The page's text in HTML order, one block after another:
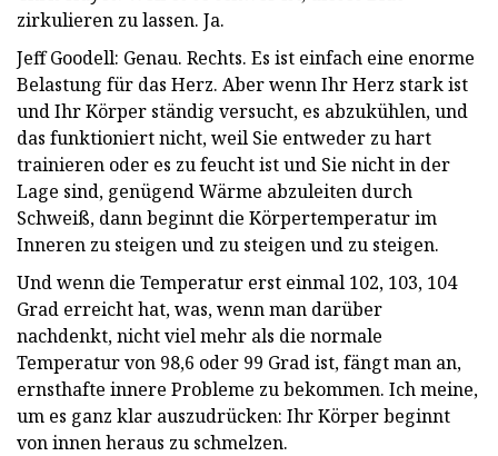
zirkulieren zu lassen. Ja.
Jeff Goodell: Genau. Rechts. Es ist einfach eine enorme
Belastung für das Herz. Aber wenn Ihr Herz stark ist
und Ihr Körper ständig versucht, es abzukühlen, und
das funktioniert nicht, weil Sie entweder zu hart
trainieren oder es zu feucht ist und Sie nicht in der
Lage sind, genügend Wärme abzuleiten durch
Schweiß, dann beginnt die Körpertemperatur im
Inneren zu steigen und zu steigen und zu steigen.
Und wenn die Temperatur erst einmal 102, 103, 104
Grad erreicht hat, was, wenn man darüber
nachdenkt, nicht viel mehr als die normale
Temperatur von 98,6 oder 99 Grad ist, fängt man an,
ernsthafte innere Probleme zu bekommen. Ich meine,
um es ganz klar auszudrücken: Ihr Körper beginnt
von innen heraus zu schmelzen.